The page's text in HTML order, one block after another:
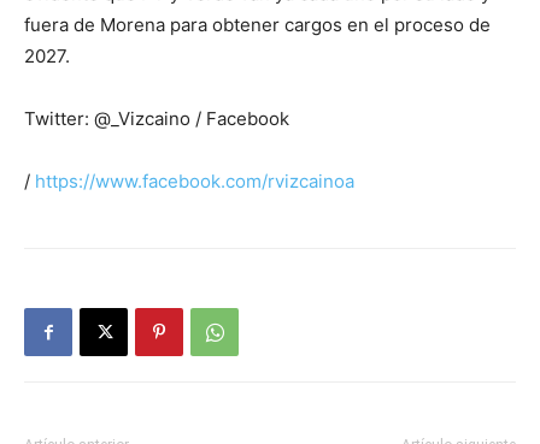
fuera de Morena para obtener cargos en el proceso de
2027.
Twitter: @_Vizcaino / Facebook
/ https://www.facebook.com/rvizcainoa